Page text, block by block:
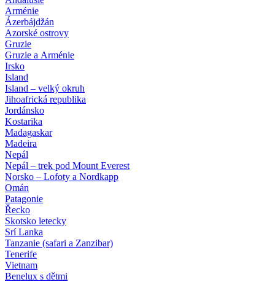
Arménie
Ázerbájdžán
Azorské ostrovy
Gruzie
Gruzie a Arménie
Irsko
Island
Island – velký okruh
Jihoafrická republika
Jordánsko
Kostarika
Madagaskar
Madeira
Nepál
Nepál – trek pod Mount Everest
Norsko – Lofoty a Nordkapp
Omán
Patagonie
Řecko
Skotsko letecky
Srí Lanka
Tanzanie (safari a Zanzibar)
Tenerife
Vietnam
Benelux s dětmi